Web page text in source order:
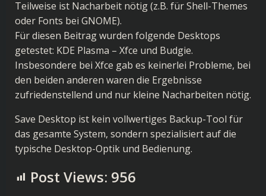
Teilweise ist Nacharbeit nötig (z.B. für Shell-Themes
oder Fonts bei GNOME).
Für diesen Beitrag wurden folgende Desktops
getestet: KDE Plasma – Xfce und Budgie.
Insbesondere bei Xfce gab es keinerlei Probleme, bei
den beiden anderen waren die Ergebnisse
zufriedenstellend und nur kleine Nacharbeiten nötig.
Save Desktop ist kein vollwertiges Backup-Tool für
das gesamte System, sondern spezialisiert auf die
typische Desktop-Optik und Bedienung.
Post Views: 956